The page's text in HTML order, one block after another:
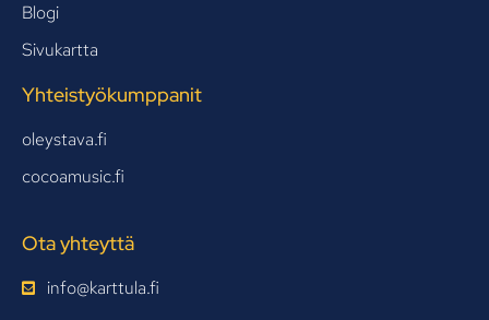
Blogi
Sivukartta
Yhteistyökumppanit
oleystava.fi
cocoamusic.fi
Ota yhteyttä
info@karttula.fi